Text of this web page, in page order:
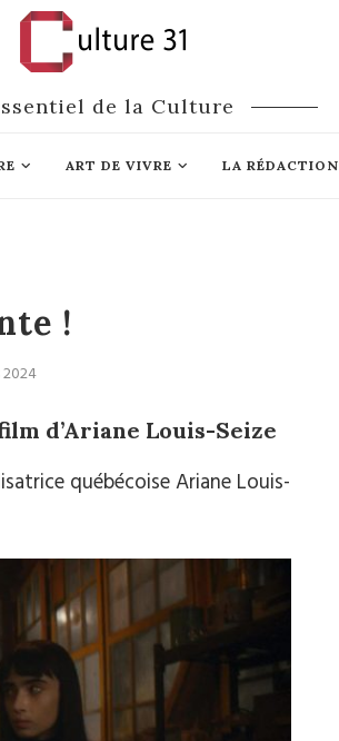
de la Culture
ART DE VIVRE LA RÉDACTION
!
2024
d’Ariane Louis-Seize
québécoise Ariane Louis-